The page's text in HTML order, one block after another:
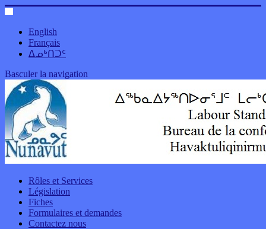
English
Français
ᐃᓄᒃᑎᑐᑦ
Basculer la navigation
Rôles et Services
Législation
Fiches
Formulaires et demandes
Contactez nous